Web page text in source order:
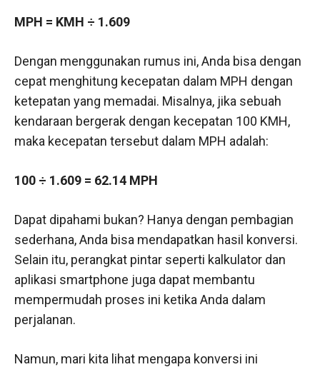
MPH = KMH ÷ 1.609
Dengan menggunakan rumus ini, Anda bisa dengan
cepat menghitung kecepatan dalam MPH dengan
ketepatan yang memadai. Misalnya, jika sebuah
kendaraan bergerak dengan kecepatan 100 KMH,
maka kecepatan tersebut dalam MPH adalah:
100 ÷ 1.609 = 62.14 MPH
Dapat dipahami bukan? Hanya dengan pembagian
sederhana, Anda bisa mendapatkan hasil konversi.
Selain itu, perangkat pintar seperti kalkulator dan
aplikasi smartphone juga dapat membantu
mempermudah proses ini ketika Anda dalam
perjalanan.
Namun, mari kita lihat mengapa konversi ini